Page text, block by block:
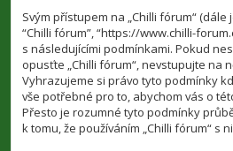
Svým přístupem na „Chilli fórum“ (dále
“Chilli fórum”, “https://www.chilli-
s následujícími podmínkami. Pokud
opusťte „Chilli fórum“, nevstupujte na
Vyhrazujeme si právo tyto podmínky
vše potřebné pro to, abychom vás o
Přesto je rozumné tyto podmínky
k tomu, že používáním „Chilli fórum“ s